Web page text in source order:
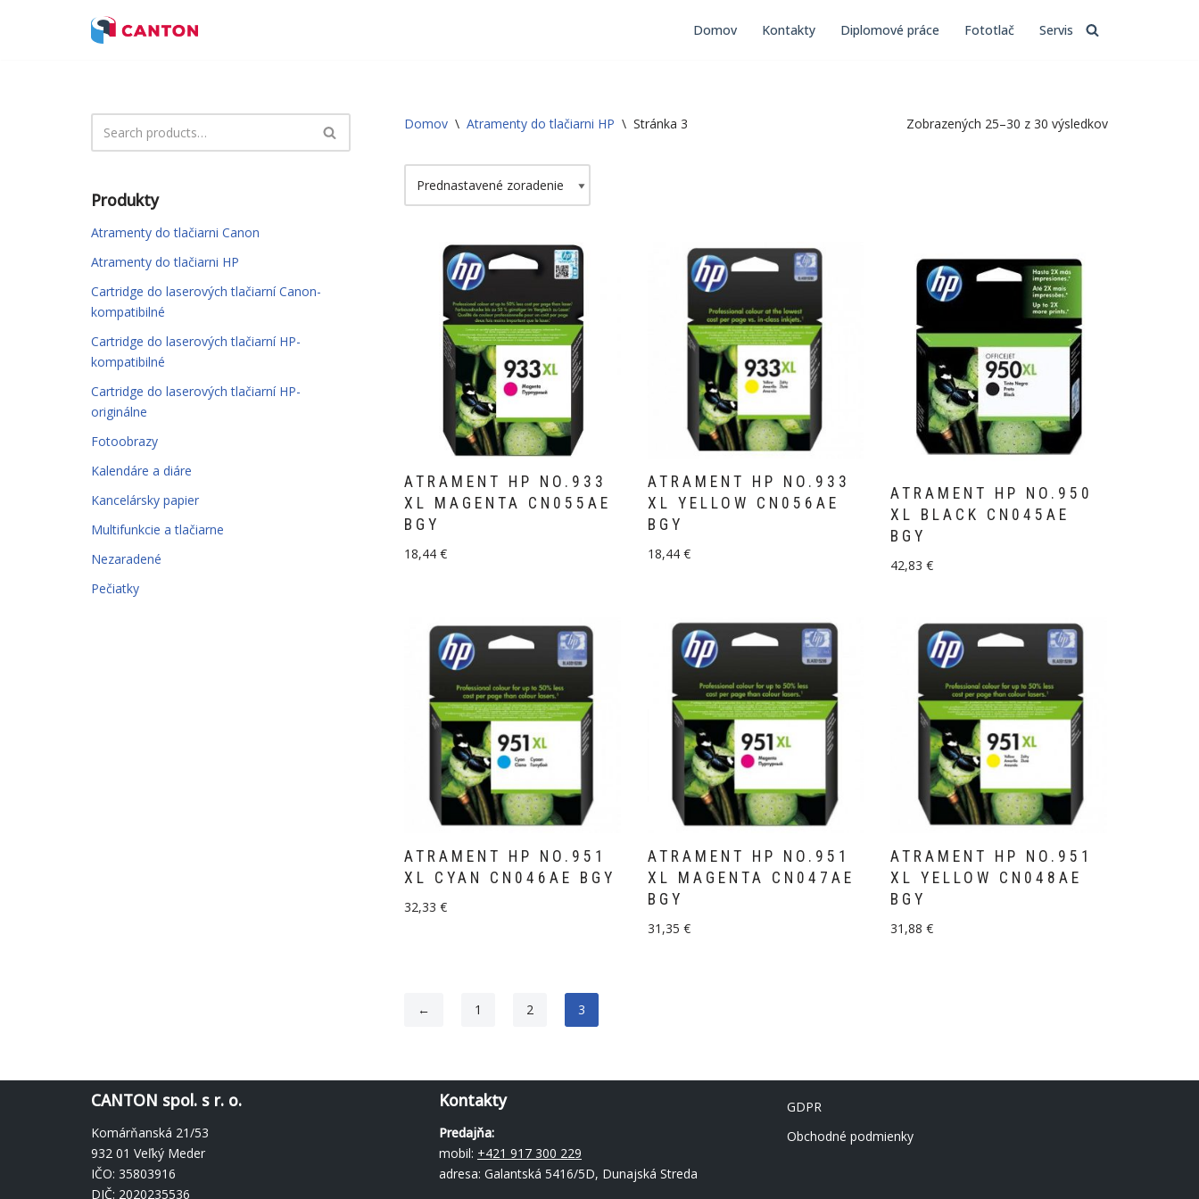
Domov Kontakty Diplomové práce Fototlač Servis
Produkty
Atramenty do tlačiarni Canon
Atramenty do tlačiarni HP
Cartridge do laserových tlačiarní Canon-
kompatibilné
Cartridge do laserových tlačiarní HP-
kompatibilné
Cartridge do laserových tlačiarní HP-
originálne
Fotoobrazy
Kalendáre a diáre
Kancelársky papier
Multifunkcie a tlačiarne
Nezaradené
Pečiatky
Domov \ Atramenty do tlačiarni HP \ Stránka 3 Zobrazených 25–30 z 30 výsledkov
ATRAMENT HP NO.933
XL MAGENTA CN055AE
BGY
18,44 €
ATRAMENT HP NO.933
XL YELLOW CN056AE
BGY
18,44 €
ATRAMENT HP NO.950
XL BLACK CN045AE
BGY
42,83€
ATRAMENT HP NO.951
XL CYAN CN046AE BGY
32,33 €
ATRAMENT HP NO.951
XL MAGENTA CN047AE
BGY
31,35 €
ATRAMENT HP NO.951
XL YELLOW CN048AE
BGY
31,88€
← 1 2 3
CANTON spol. s r. o.
Komárňanská 21/53
932 01 Veľký Meder
IČO: 35803916
DIČ: 2020235536
Kontakty
Predajňa:
mobil: +421 917 300 229
adresa: Galantská 5416/5D, Dunajská Streda
GDPR
Obchodné podmienky